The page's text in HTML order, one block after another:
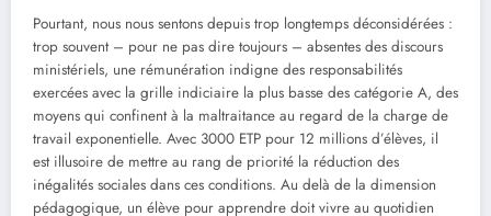
Pourtant, nous nous sentons depuis trop longtemps déconsidérées :
trop souvent – pour ne pas dire toujours – absentes des discours
ministériels, une rémunération indigne des responsabilités
exercées avec la grille indiciaire la plus basse des catégorie A, des
moyens qui confinent à la maltraitance au regard de la charge de
travail exponentielle. Avec 3000 ETP pour 12 millions d’élèves, il
est illusoire de mettre au rang de priorité la réduction des
inégalités sociales dans ces conditions. Au delà de la dimension
pédagogique, un élève pour apprendre doit vivre au quotidien